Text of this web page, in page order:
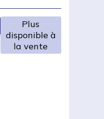
Plus
disponible à
la vente